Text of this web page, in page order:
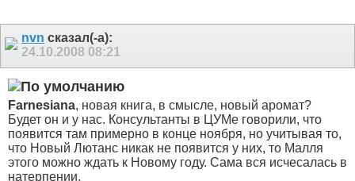
nvn сказал(-а):
24.10.2008 08:21
Farnesiana, новая книга, в смысле, новый аромат?
Будет он и у нас. Консультанты в ЦУМе говорили, что
появится там примерно в конце ноября, но учитывая то,
что Новый Лютанс никак не появится у них, то Малля
этого можно ждать к Новому году. Сама вся исчесалась в
натерпении.